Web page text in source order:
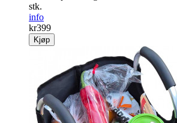
stk.
info
kr399
Kjøp